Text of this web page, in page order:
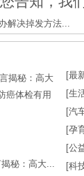
解决掉发方法...
秘：高大...
[最
[生
[汽
[孕
[公
[科